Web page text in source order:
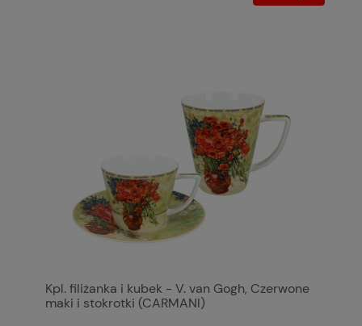
Kpl. filiżanka i kubek - V. van Gogh, Czerwone
maki i stokrotki (CARMANI)